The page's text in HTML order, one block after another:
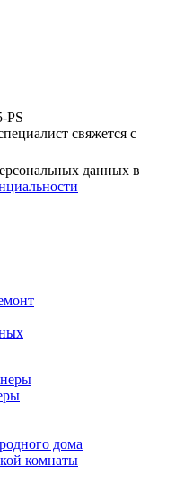
PS
свяжется с
данных в
дома
комнаты